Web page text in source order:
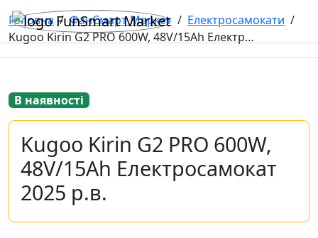
Головна / ФанСмарт Маркет / Електросамокати /
Kugoo Kirin G2 PRO 600W, 48V/15Ah Електросамокат 2025 р.в.
В наявності
Kugoo Kirin G2 PRO 600W,
48V/15Ah Електросамокат
2025 р.в.